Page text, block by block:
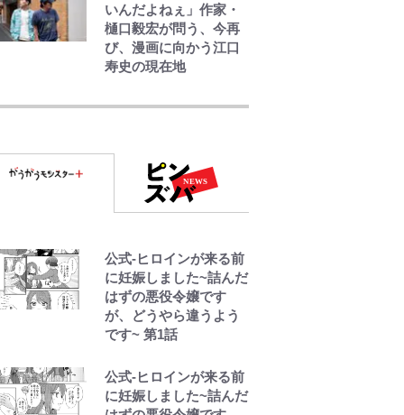
いんだよねぇ」作家・
樋口毅宏が問う、今再
び、漫画に向かう江口
寿史の現在地
ぜ私服なのか…高級ブ
「ちゃんとおじいちゃ
原動力は…「偽善者
だ」との声も跳ね返
す“誰かの役に立ちた
い”という思い
らの新たな挑戦…少年
隊の分岐点と60代で挑
公式-ヒロインが来る前
に妊娠しました~詰んだ
はずの悪役令嬢です
が、どうやら違うよう
です~ 第1話
公式-ヒロインが来る前
に妊娠しました~詰んだ